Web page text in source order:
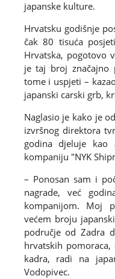
japanske kulture.
Hrvatsku godišnje
čak 80 tisuća
Hrvatska, pogotovo
je taj broj značajno
tome i uspjeti –
japanski carski grb,
Naglasio je kako je
izvršnog direktora
godina djeluje kao
kompaniju "NYK
– Ponosan sam i
nagrade, već
kompanijom. Moj
većem broju
područje od Zadra
hrvatskih pomoraca,
kadra, radi na
Vodopivec.